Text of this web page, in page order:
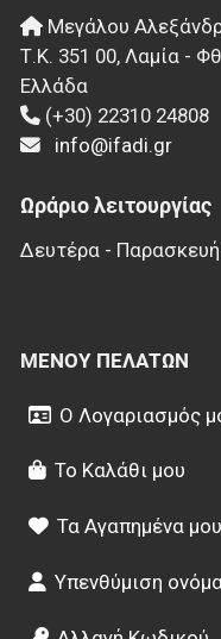
Μεγάλου
Τ.Κ. 351 00, Λαμία -
Ελλάδα
(+30) 22310 24808
info@ifadi.gr
Ωράριο λειτουργίας
Δευτέρα -
ΜΕΝΟΎ ΠΕΛΑΤΏΝ
Ο Λογαριασμός
Το Καλάθι μου
Τα Αγαπημένα μου
Υπενθύμιση